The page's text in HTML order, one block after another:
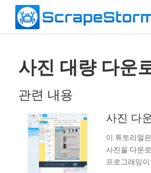
사진 대량 다운
관련 내용
사진 다
이 튜토리얼
사진을 다운
프로그래밍